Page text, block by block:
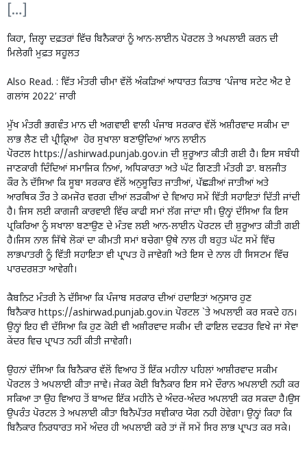
[…]
ਕਿਹਾ, ਜ਼ਿਲ੍ਹਾ ਦਫ਼ਤਰਾਂ ਵਿੱਚ ਬਿਨੈਕਾਰਾਂ ਨੂੰ ਆਨ-ਲਾਈਨ ਪੋਰਟਲ ਤੇ ਅਪਲਾਈ ਕਰਨ ਦੀ
ਮਿਲੇਗੀ ਮੁਫ਼ਤ ਸਹੂਲਤ
Also Read. : ਵਿੱਤ ਮੰਤਰੀ ਚੀਮਾ ਵੱਲੋਂ ਅੰਕੜਿਆਂ ਆਧਾਰਤ ਕਿਤਾਬ ‘ਪੰਜਾਬ ਸਟੇਟ ਐਟ ਏ
ਗਲਾਂਸ 2022’ ਜਾਰੀ
ਮੁੱਖ ਮੰਤਰੀ ਭਗਵੰਤ ਮਾਨ ਦੀ ਅਗਵਾਈ ਵਾਲੀ ਪੰਜਾਬ ਸਰਕਾਰ ਵੱਲੋਂ ਅਸ਼ੀਰਵਾਦ ਸਕੀਮ ਦਾ
ਲਾਭ ਲੈਣ ਦੀ ਪ੍ਰੀਕ੍ਰਿਆ ਹੋਰ ਸੁਖਾਲਾ ਬਣਾਉਦਿਆਂ ਆਨ ਲਾਈਨ
ਪੋਰਟਲ https://ashirwad.punjab.gov.in ਦੀ ਸ਼ੁਰੂਆਤ ਕੀਤੀ ਗਈ ਹੈ। ਇਸ ਸਬੰਧੀ
ਜਾਣਕਾਰੀ ਦਿੰਦਿਆਂ ਸਮਾਜਿਕ ਨਿਆਂ, ਅਧਿਕਾਰਤਾ ਅਤੇ ਘੱਟ ਗਿਣਤੀ ਮੰਤਰੀ ਡਾ. ਬਲਜੀਤ
ਕੌਰ ਨੇ ਦੱਸਿਆ ਕਿ ਸੂਬਾ ਸਰਕਾਰ ਵੱਲੋਂ ਅਨੁਸੂਚਿਤ ਜਾਤੀਆਂ, ਪੱਛੜੀਆਂ ਜਾਤੀਆਂ ਅਤੇ
ਆਰਥਿਕ ਤੌਰ ਤੇ ਕਮਜੋਰ ਵਰਗ ਦੀਆਂ ਲੜਕੀਆਂ ਦੇ ਵਿਆਹ ਸਮੇਂ ਵਿੱਤੀ ਸਹਾਇਤਾਂ ਦਿੱਤੀ ਜਾਂਦੀ
ਹੈ। ਜਿਸ ਲਈ ਕਾਗਜੀ ਕਾਰਵਾਈ ਵਿੱਚ ਕਾਫੀ ਸਮਾਂ ਲੱਗ ਜਾਂਦਾ ਸੀ। ਉਨ੍ਹਾਂ ਦੱਸਿਆ ਕਿ ਇਸ
ਪ੍ਰਕਿਰਿਆ ਨੂੰ ਸਖਾਲਾ ਬਣਾਉਣ ਦੇ ਮੰਤਵ ਲਈ ਆਨ-ਲਾਈਨ ਪੋਰਟਲ ਦੀ ਸ਼ੁਰੂਆਤ ਕੀਤੀ ਗਈ
ਹੈ।ਜਿਸ ਨਾਲ ਜਿੱਥੇ ਲੋਕਾਂ ਦਾ ਕੀਮਤੀ ਸਮਾਂ ਬਚੇਗਾ ਉਥੇ ਨਾਲ ਹੀ ਬਹੁਤ ਘੱਟ ਸਮੇਂ ਵਿੱਚ
ਲਾਭਪਾਤਰੀ ਨੂੰ ਵਿੱਤੀ ਸਹਾਇਤਾ ਵੀ ਪ੍ਰਾਪਤ ਹੋ ਜਾਵੇਗੀ ਅਤੇ ਇਸ ਦੇ ਨਾਲ ਹੀ ਸਿਸਟਮ ਵਿੱਚ
ਪਾਰਦਰਸ਼ਤਾ ਆਵੇਗੀ।
ਕੈਬਨਿਟ ਮੰਤਰੀ ਨੇ ਦੱਸਿਆ ਕਿ ਪੰਜਾਬ ਸਰਕਾਰ ਦੀਆਂ ਹਦਾਇਤਾਂ ਅਨੁਸਾਰ ਹੁਣ
ਬਿਨੈਕਾਰ https://ashirwad.punjab.gov.in ਪੋਰਟਲ `ਤੇ ਅਪਲਾਈ ਕਰ ਸਕਦੇ ਹਨ।
ਉਨ੍ਹਾਂ ਇਹ ਵੀ ਦੱਸਿਆ ਕਿ ਹੁਣ ਕੋਈ ਵੀ ਅਸ਼ੀਰਵਾਦ ਸਕੀਮ ਦੀ ਫਾਇਲ ਦਫਤਰ ਵਿਖੇ ਜਾਂ ਸੇਵਾ
ਕੇਂਦਰ ਵਿਚ ਪ੍ਰਾਪਤ ਨਹੀਂ ਕੀਤੀ ਜਾਵੇਗੀ।
ਉਹਨਾਂ ਦੱਸਿਆ ਕਿ ਬਿਨੈਕਾਰ ਵੱਲੋਂ ਵਿਆਹ ਤੋਂ ਇੱਕ ਮਹੀਨਾ ਪਹਿਲਾਂ ਆਸ਼ੀਰਵਾਦ ਸਕੀਮ
ਪੋਰਟਲ ਤੇ ਅਪਲਾਈ ਕੀਤਾ ਜਾਵੇ। ਜੇਕਰ ਕੋਈ ਬਿਨੈਕਾਰ ਇਸ ਸਮੇ ਦੌਰਾਨ ਅਪਲਾਈ ਨਹੀ ਕਰ
ਸਕਿਆ ਤਾ ਉਹ ਵਿਆਹ ਤੋਂ ਬਾਅਦ ਇੱਕ ਮਹੀਨੇ ਦੇ ਅੰਦਰ-ਅੰਦਰ ਅਪਲਾਈ ਕਰ ਸਕਦਾ ਹੈ।ਉਸ
ਉਪਰੰਤ ਪੋਰਟਲ ਤੇ ਅਪਲਾਈ ਕੀਤਾ ਬਿਨੈਪੱਤਰ ਸਵੀਕਾਰ ਯੋਗ ਨਹੀ ਹੋਵੇਗਾ। ਉਨ੍ਹਾਂ ਕਿਹਾ ਕਿ
ਬਿਨੈਕਾਰ ਨਿਰਧਾਰਤ ਸਮੇਂ ਅੰਦਰ ਹੀ ਅਪਲਾਈ ਕਰੇ ਤਾਂ ਜੋਂ ਸਮੇਂ ਸਿਰ ਲਾਭ ਪ੍ਰਾਪਤ ਕਰ ਸਕੇ।